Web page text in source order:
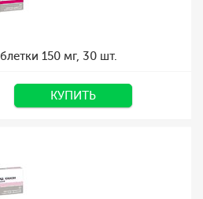
150 мг, 30 шт.
КУПИТЬ